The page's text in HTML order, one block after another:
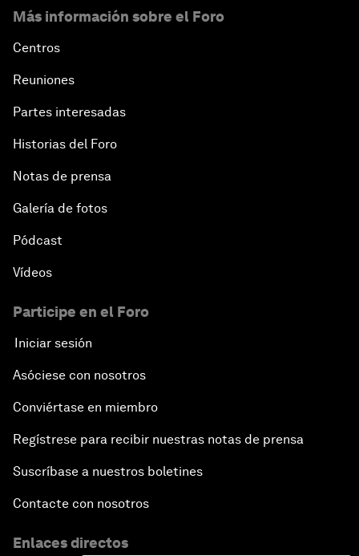
Más información sobre el Foro
Centros
Reuniones
Partes interesadas
Historias del Foro
Notas de prensa
Galería de fotos
Pódcast
Vídeos
Participe en el Foro
Iniciar sesión
Asóciese con nosotros
Conviértase en miembro
Regístrese para recibir nuestras notas de prensa
Suscríbase a nuestros boletines
Contacte con nosotros
Enlaces directos